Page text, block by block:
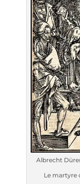
Albrecht
Le mar­tyre